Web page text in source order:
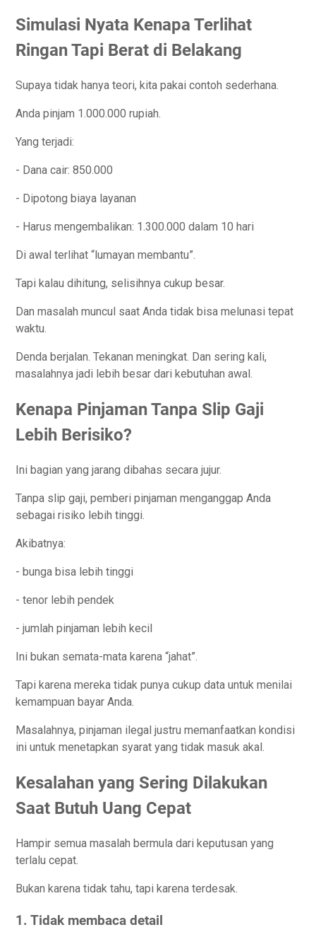
Simulasi Nyata Kenapa Terlihat
Ringan Tapi Berat di Belakang
Supaya tidak hanya teori, kita pakai contoh sederhana.
Anda pinjam 1.000.000 rupiah.
Yang terjadi:
- Dana cair: 850.000
- Dipotong biaya layanan
- Harus mengembalikan: 1.300.000 dalam 10 hari
Di awal terlihat “lumayan membantu”.
Tapi kalau dihitung, selisihnya cukup besar.
Dan masalah muncul saat Anda tidak bisa melunasi tepat
waktu.
Denda berjalan. Tekanan meningkat. Dan sering kali,
masalahnya jadi lebih besar dari kebutuhan awal.
Kenapa Pinjaman Tanpa Slip Gaji
Lebih Berisiko?
Ini bagian yang jarang dibahas secara jujur.
Tanpa slip gaji, pemberi pinjaman menganggap Anda
sebagai risiko lebih tinggi.
Akibatnya:
- bunga bisa lebih tinggi
- tenor lebih pendek
- jumlah pinjaman lebih kecil
Ini bukan semata-mata karena “jahat”.
Tapi karena mereka tidak punya cukup data untuk menilai
kemampuan bayar Anda.
Masalahnya, pinjaman ilegal justru memanfaatkan kondisi
ini untuk menetapkan syarat yang tidak masuk akal.
Kesalahan yang Sering Dilakukan
Saat Butuh Uang Cepat
Hampir semua masalah bermula dari keputusan yang
terlalu cepat.
Bukan karena tidak tahu, tapi karena terdesak.
1. Tidak membaca detail